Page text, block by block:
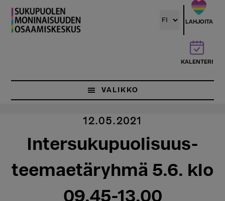
Hyppää
pääsisältöön
LAHJOITA
KALENTERI
VALIKKO
12.05.2021
Intersukupuolisuus-
teemaetäryhmä 5.6. klo
09.45-13.00